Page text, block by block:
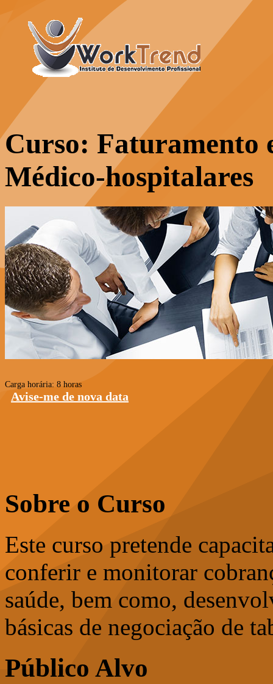
Curso: Faturamento
Médico-hospitalares
Carga horária: 8 horas
Avise-me de nova data
Sobre o Curso
Este curso pretende
conferir e monitorar
saúde, bem como,
básicas de negociação de
Público Alvo